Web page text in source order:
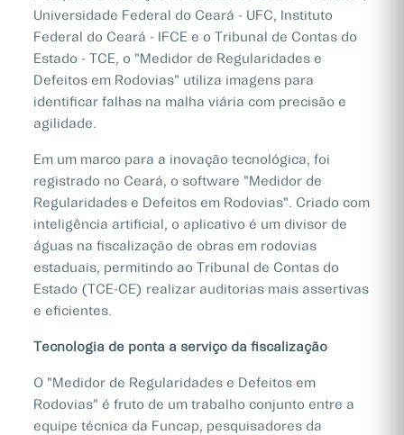
Universidade Federal do Ceará - UFC, Instituto
Federal do Ceará - IFCE e o Tribunal de Contas do
Estado - TCE, o "Medidor de Regularidades e
Defeitos em Rodovias" utiliza imagens para
identificar falhas na malha viária com precisão e
agilidade.
Em um marco para a inovação tecnológica, foi
registrado no Ceará, o software "Medidor de
Regularidades e Defeitos em Rodovias". Criado com
inteligência artificial, o aplicativo é um divisor de
águas na fiscalização de obras em rodovias
estaduais, permitindo ao Tribunal de Contas do
Estado (TCE-CE) realizar auditorias mais assertivas
e eficientes.
Tecnologia de ponta a serviço da fiscalização
O "Medidor de Regularidades e Defeitos em
Rodovias" é fruto de um trabalho conjunto entre a
equipe técnica da Funcap, pesquisadores da